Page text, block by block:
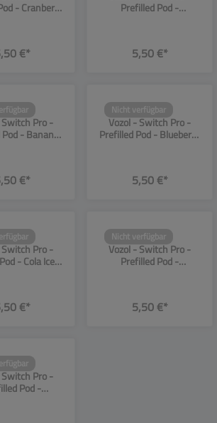
- Cranberry
€*
Prefilled Pod -
5,50 €*
Pro -
- Banana
€*
Nicht verfügbar
SW13974
Vozol - Switch Pro -
Prefilled Pod - Blueberry
5,50 €*
Pro -
- Cola Ice -
€*
Nicht verfügbar
SW13979
Vozol - Switch Pro -
Prefilled Pod -
5,50 €*
Pro -
Pod -